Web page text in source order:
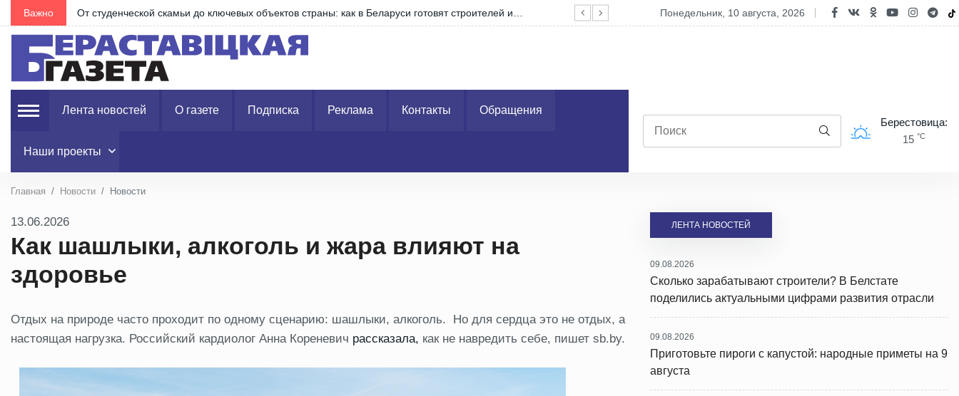
Важно От студенческой скамьи до ключевых объектов страны: как в Беларуси готовят строителей и… Оперативники наркоконтроля Гродненщины задержали наркооптовика
понедельник, 10 августа, 2026
Лента новостей О газете Подписка Реклама Контакты Обращения
Наши проекты
Берестовица:
15 °C
Главная Новости Новости
13.06.2026
Как шашлыки, алкоголь и жара влияют на
здоровье
Отдых на природе часто проходит по одному сценарию: шашлыки, алкоголь. Но для сердца это не отдых, а
настоящая нагрузка. Российский кардиолог Анна Кореневич рассказала, как не навредить себе, пишет sb.by.
ЛЕНТА НОВОСТЕЙ
09.08.2026
Сколько зарабатывают строители? В Белстате
поделились актуальными цифрами развития отрасли
09.08.2026
Приготовьте пироги с капустой: народные приметы на 9
августа